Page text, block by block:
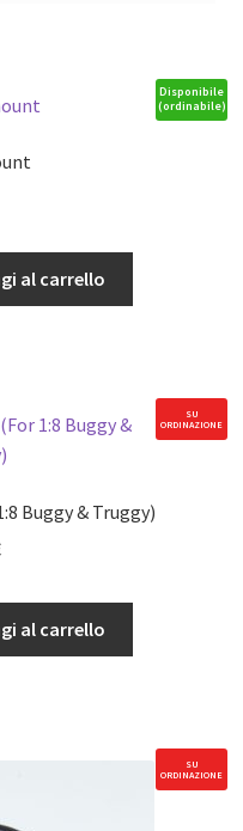
Disponibile
(ordinabile)
al carrello
SU
ORDINAZIONE
Buggy & Truggy)
al carrello
SU
ORDINAZIONE